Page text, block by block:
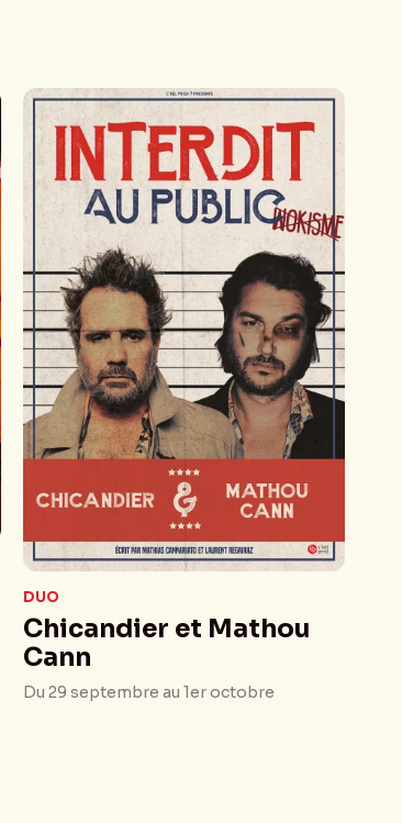
DUO
Chicandier et Mathou
Cann
Du 29 septembre au 1er octobre